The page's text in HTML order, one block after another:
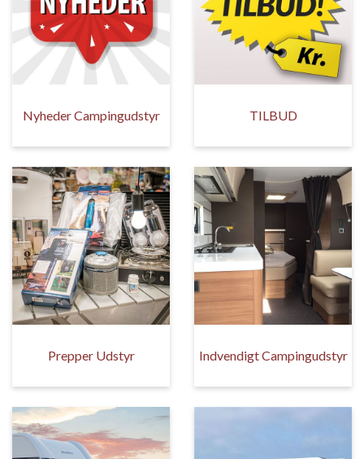
Nyheder Campingudstyr TILBUD
Prepper Udstyr Indvendigt Campingudstyr